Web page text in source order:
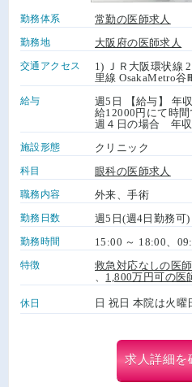
勤務体系 常勤の医師求人
勤務地 大阪府の医師求人
交通アクセス
1) ＪＲ大阪環状線
里線 OsakaMetro谷
給与
週5日 【給与】 年
給12000円にて時
週４日の場合 年収
施設形態 クリニック
科目 眼科の医師求人
職務内容 外来、手術
勤務日数 週5日(週4日勤務可)
勤務時間 15:00 ～ 18:00、
特徴 救急対応なしの医
1,800万円可の医
休日 日 祝日 本院は火曜
求人詳細を